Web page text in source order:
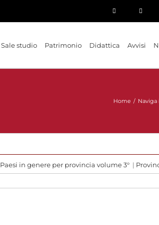
Sale studio Patrimonio Didattica Avvisi
Home /
Paesi in genere per provincia volume 3° |